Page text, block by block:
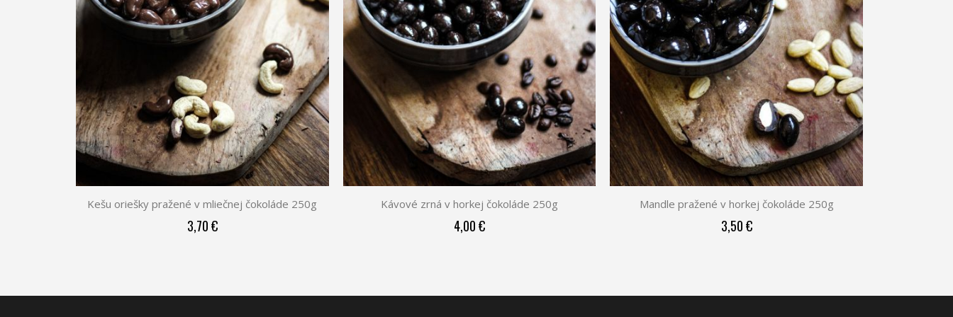
Kešu oriešky pražené v mliečnej čokoláde 250g
3,70 €
Kávové zrná v horkej čokoláde 250g
4,00 €
Mandle pražené v horkej čokoláde 250g
3,50 €